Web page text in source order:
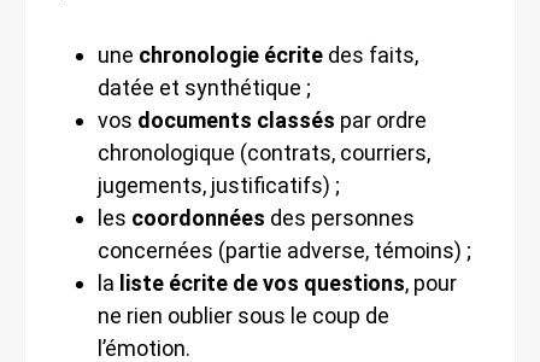
une chronologie écrite des faits,
datée et synthétique ;
vos documents classés par ordre
chronologique (contrats, courriers,
jugements, justificatifs) ;
les coordonnées des personnes
concernées (partie adverse, témoins) ;
la liste écrite de vos questions, pour
ne rien oublier sous le coup de
l’émotion.